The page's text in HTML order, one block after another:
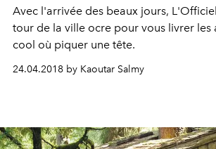
Avec l'arrivée des beaux jours,
tour de la ville ocre pour vous livrer les
cool où piquer une tête.
24.04.2018 by Kaoutar Salmy